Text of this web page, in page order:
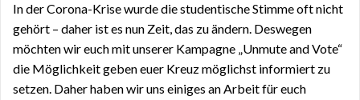
In der Corona-Krise wurde die studentische Stimme oft nicht
gehört – daher ist es nun Zeit, das zu ändern. Deswegen
möchtenwireuchmit unserer Kampagne „Unmute and Vote“
die Möglichkeit geben euer Kreuz möglichst informiert zu
setzen. Daher haben wir uns einiges an Arbeit für euch